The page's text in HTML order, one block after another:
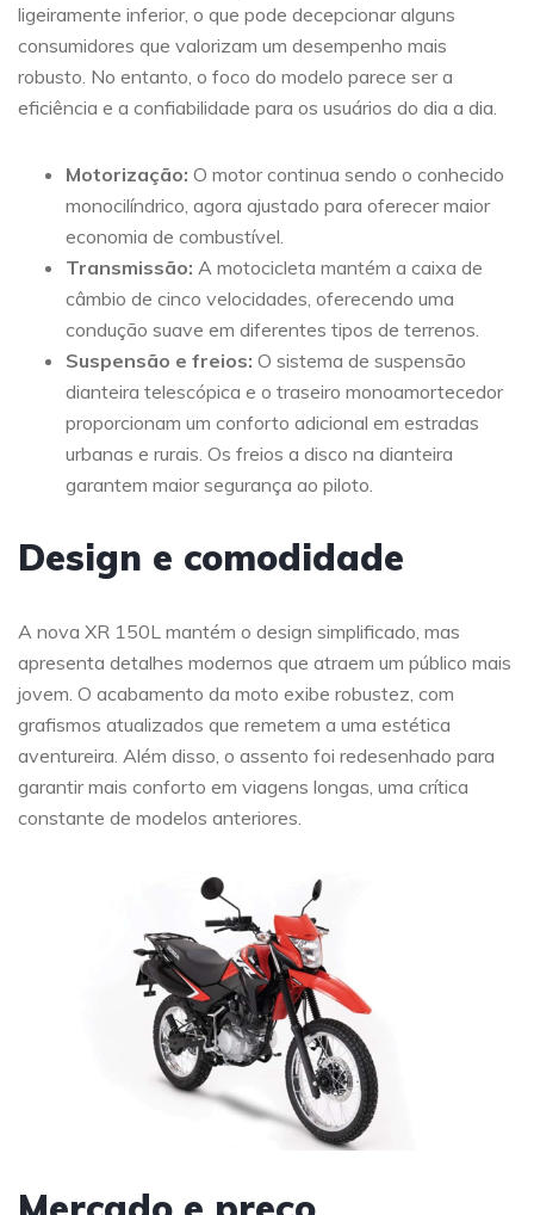
ligeiramente inferior, o que pode decepcionar alguns
consumidores que valorizam um desempenho mais
robusto. No entanto, o foco do modelo parece ser a
eficiência e a confiabilidade para os usuários do dia a dia.
Motorização: O motor continua sendo o conhecido
monocilíndrico, agora ajustado para oferecer maior
economia de combustível.
Transmissão: A motocicleta mantém a caixa de
câmbio de cinco velocidades, oferecendo uma
condução suave em diferentes tipos de terrenos.
Suspensão e freios: O sistema de suspensão
dianteira telescópica e o traseiro monoamortecedor
proporcionam um conforto adicional em estradas
urbanas e rurais. Os freios a disco na dianteira
garantem maior segurança ao piloto.
Design e comodidade
A nova XR 150L mantém o design simplificado, mas
apresenta detalhes modernos que atraem um público mais
jovem. O acabamento da moto exibe robustez, com
grafismos atualizados que remetem a uma estética
aventureira. Além disso, o assento foi redesenhado para
garantir mais conforto em viagens longas, uma crítica
constante de modelos anteriores.